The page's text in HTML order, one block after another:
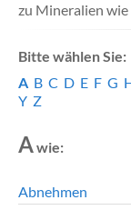
zu Mineralien
Bitte wählen Sie:
A B C D E F G
Y Z
Awie:
Abnehmen